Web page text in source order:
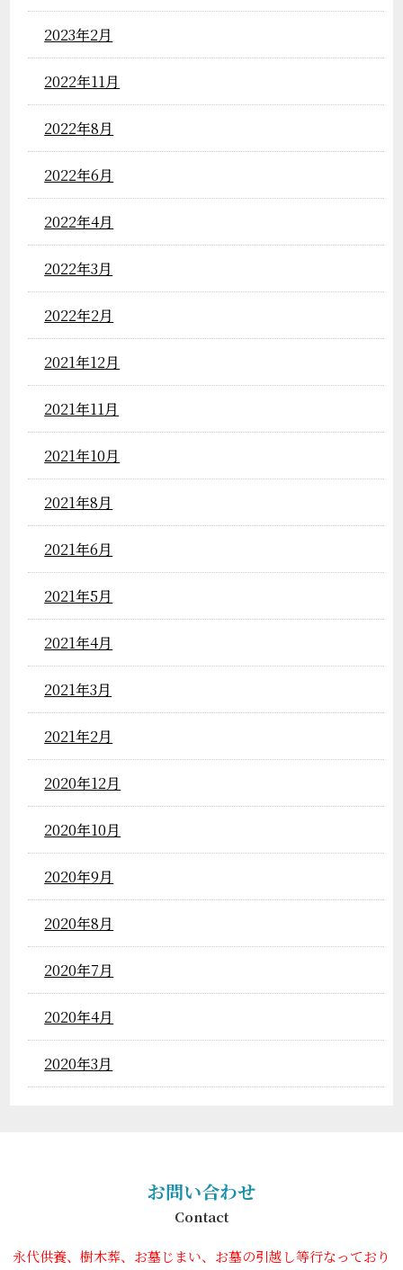
2023年2月
2022年11月
2022年8月
2022年6月
2022年4月
2022年3月
2022年2月
2021年12月
2021年11月
2021年10月
2021年8月
2021年6月
2021年5月
2021年4月
2021年3月
2021年2月
2020年12月
2020年10月
2020年9月
2020年8月
2020年7月
2020年4月
2020年3月
お問い合わせ
Contact
永代供養、樹木葬、お墓じまい、お墓の引越し等行なっており